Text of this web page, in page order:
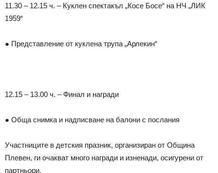
11.30 – 12.15 ч. – Куклен спектакъл „Косе Босе“ на НЧ „ЛИК
1959“
● Представление от куклена трупа „Арлекин“
12.15 – 13.00 ч. – Финал и награди
● Обща снимка и надписване на балони с послания
Участниците в детския празник, организиран от Община
Плевен, ги очакват много награди и изненади, осигурени от
партньори.